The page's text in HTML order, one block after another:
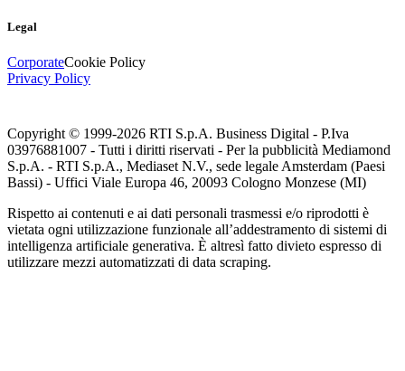
Legal
CorporateCookie Policy
Privacy Policy
Copyright © 1999-2026 RTI S.p.A. Business Digital - P.Iva
03976881007 - Tutti i diritti riservati - Per la pubblicità Mediamond
S.p.A. - RTI S.p.A., Mediaset N.V., sede legale Amsterdam (Paesi
Bassi) - Uffici Viale Europa 46, 20093 Cologno Monzese (MI)
Rispetto ai contenuti e ai dati personali trasmessi e/o riprodotti è
vietata ogni utilizzazione funzionale all’addestramento di sistemi di
intelligenza artificiale generativa. È altresì fatto divieto espresso di
utilizzare mezzi automatizzati di data scraping.